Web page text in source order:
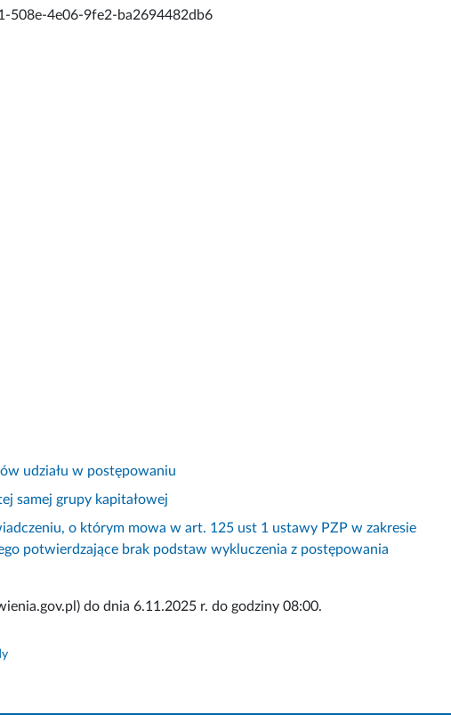
508e-4e06-9fe2-ba2694482db6
udziału w postępowaniu
samej grupy kapitałowej
o którym mowa w art. 125 ust 1 ustawy PZP w zakresie
potwierdzające brak podstaw wykluczenia z postępowania
do dnia 6.11.2025 r. do godziny 08:00.